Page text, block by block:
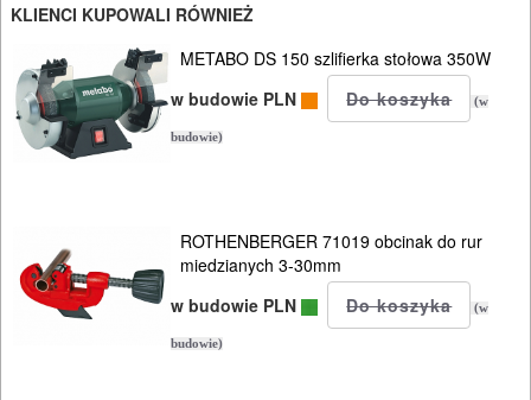
polerskie
Tarcze
diamentowe
Akcesoria
Osprzęt
KLIENCI KUPOWALI RÓWNIEŻ
METABO DS 150 szlifierka stołowa 350W
w budowie PLN
(w
budowie)
ROTHENBERGER 71019 obcinak do rur
miedzianych 3-30mm
w budowie PLN
(w
budowie)